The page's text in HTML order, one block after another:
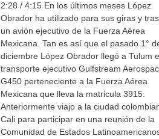
2:28 / 4:15 En los últimos meses López
Obrador ha utilizado para sus giras y
un avión ejecutivo de la Fuerza Aérea
Mexicana. Tan es así que el pasado 1°
diciembre López Obrador llegó a Tulum
transporte ejecutivo Gulfstream
G450 perteneciente a la Fuerza Aérea
Mexicana que lleva la matricula 3915.
Anteriormente viajo a la ciudad
Cali para participar en una reunión de la
Comunidad de Estados